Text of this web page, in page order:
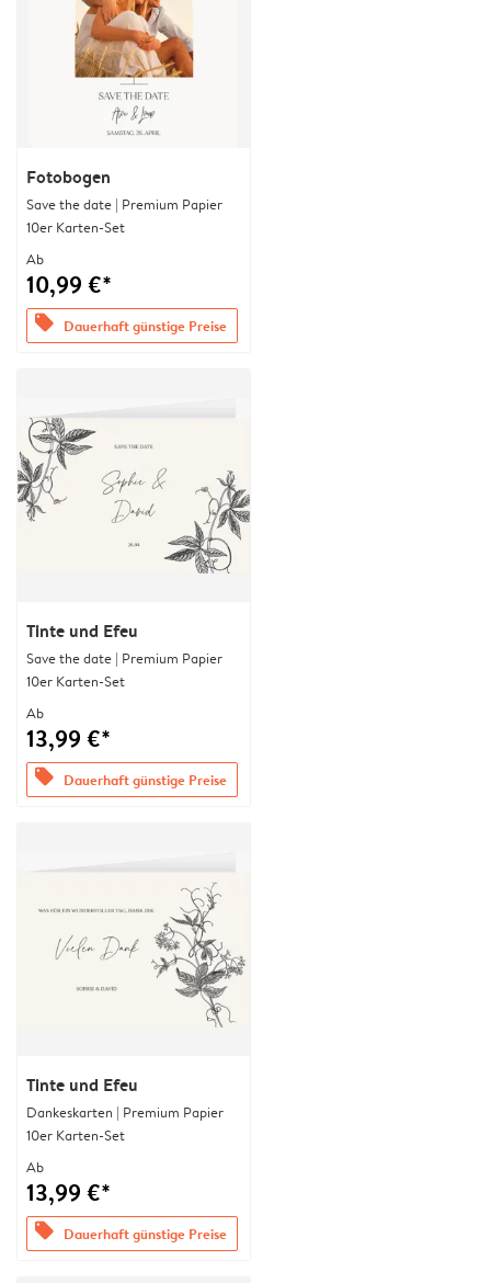
Fotobogen
Save the date | Premium Papier
10er Karten-Set
Ab
10,99 €*
offers Dauerhaft günstige Preise
Tinte und Efeu
Save the date | Premium Papier
10er Karten-Set
Ab
13,99 €*
offers Dauerhaft günstige Preise
Tinte und Efeu
Dankeskarten | Premium Papier
10er Karten-Set
Ab
13,99 €*
offers Dauerhaft günstige Preise